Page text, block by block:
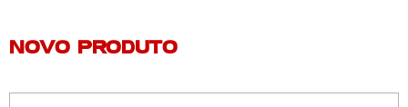
NOVO PRODUTO